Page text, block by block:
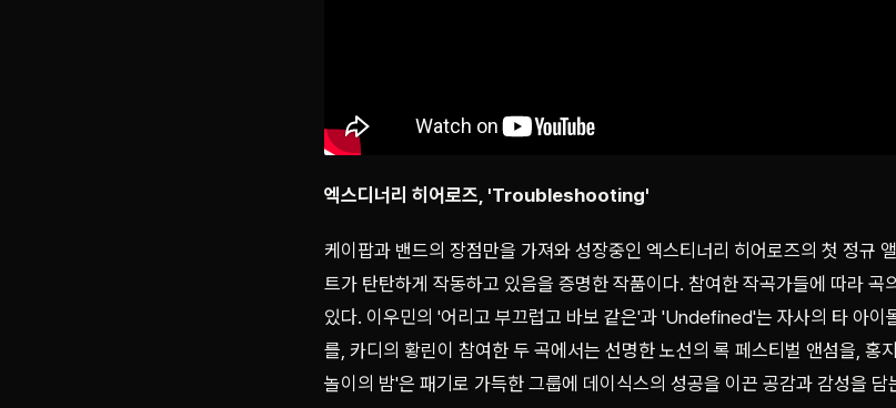
엑스디너리 히어로즈, 'Troubleshooting'
케이팝과 밴드의 장점만을 가져와 성장중인 엑스티너리 히어로즈의 첫 정규
트가 탄탄하게 작동하고 있음을 증명한 작품이다. 참여한 작곡가들에 따라 곡
있다. 이우민의 '어리고 부끄럽고 바보 같은'과 'Undefined'는 자사의 타 아이
를, 카디의 황린이 참여한 두 곡에서는 선명한 노선의 록 페스티벌 앤섬을, 홍
놀이의 밤'은 패기로 가득한 그룹에 데이식스의 성공을 이끈 공감과 감성을 담